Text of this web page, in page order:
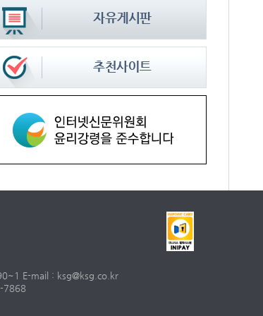
E-mail : ksg@ksg.co.kr
7868